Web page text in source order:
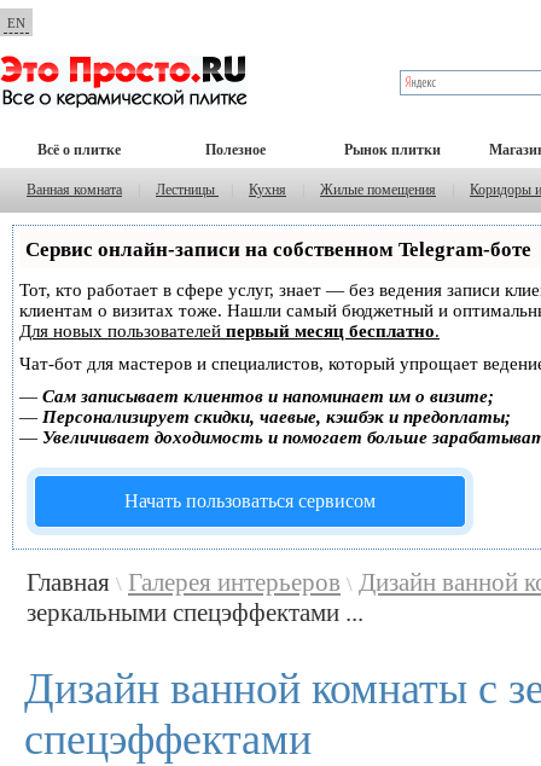
EN
Всё о плитке Полезное Рынок плитки
Ванная комната Лестницы Кухня Жилые помещения Коридоры
Сервис онлайн-записи на собственном Telegram-боте
Тот, кто работает в сфере услуг, знает — без ведения записи
клиентам о визитах тоже. Нашли самый бюджетный и
Для новых пользователей первый месяц бесплатно.
Чат-бот для мастеров и специалистов, который упрощает
— Сам записывает клиентов и напоминает им о визите;
— Персонализирует скидки, чаевые, кэшбэк и предоплаты;
— Увеличивает доходимость и помогает больше
Начать пользоваться сервисом
Главная \ Галерея интерьеров \ Дизайн ванной
зеркальными спецэффектами ...
Дизайн ванной комнаты с
спецэффектами